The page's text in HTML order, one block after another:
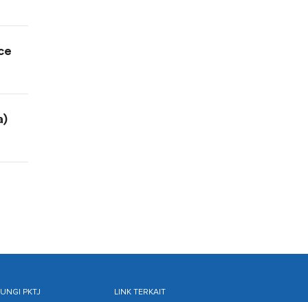
PKTJ LINK TERKAIT